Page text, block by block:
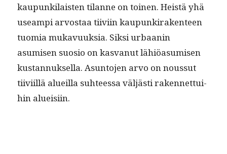
kaupunki­lais­ten tilanne on toinen. Heistä yhä
use­ampi arvostaa tiivi­in kaupunki­rak­en­teen
tuo­mia mukavuuk­sia. Sik­si urbaanin
asumisen suo­sio on kas­vanut lähiöa­sumisen
kus­tan­nuk­sel­la. Asun­to­jen arvo on nous­sut
tiivi­il­lä alueil­la suh­teessa väljästi raken­net­tui­
hin alueisiin.